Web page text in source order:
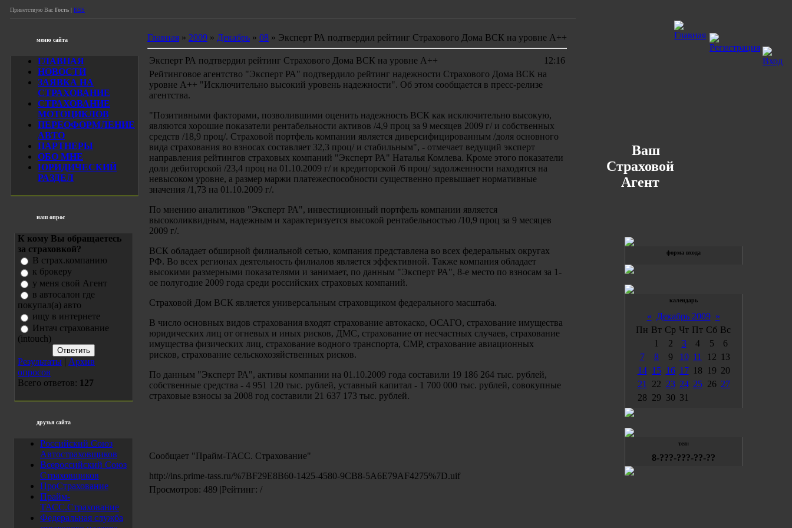
Приветствую Вас Гость | RSS
меню сайта
ГЛАВНАЯ
НОВОСТИ
ЗАЯВКА НА
СТРАХОВАНИЕ
СТРАХОВАНИЕ
МОТОЦИКЛОВ
ПЕРЕОФОРМЛЕНИЕ
АВТО
ПАРТНЕРЫ
ОБО МНЕ
ЮРИДИЧЕСКИЙ
РАЗДЕЛ
наш опрос
К кому Вы обращаетесь
за страховкой?
В страх.компанию
к брокеру
у меня свой Агент
в автосалон где
покупал(а) авто
ищу в интернете
Интач страхование
(intouch)
Результаты | Архив
опросов
Всего ответов: 127
друзья сайта
Российский Союз
Автостраховщиков
Всероссийский Союз
Страховщиков
ПроСтрахование
Прайм-
ТАСС.Страхование
Федеральная служба
Главная » 2009 » Декабрь » 08 » Эксперт РА подтвердил рейтинг Страхового Дома ВСК на уровне А++
Эксперт РА подтвердил рейтинг Страхового Дома ВСК на уровне А++
12:16
Рейтинговое агентство "Эксперт РА" подтвердило рейтинг надежности Страхового Дома ВСК на
уровне А++ "Исключительно высокий уровень надежности". Об этом сообщается в пресс-релизе
агентства.
"Позитивными факторами, позволившими оценить надежность ВСК как исключительно высокую,
являются хорошие показатели рентабельности активов /4,9 проц за 9 месяцев 2009 г/ и собственных
средств /18,9 проц/. Страховой портфель компании является диверсифицированным /доля основного
вида страхования во взносах составляет 32,3 проц/ и стабильным", - отмечает ведущий эксперт
направления рейтингов страховых компаний "Эксперт РА" Наталья Комлева. Кроме этого показатели
доли дебиторской /23,4 проц на 01.10.2009 г/ и кредиторской /6 проц/ задолженности находятся на
невысоком уровне, а размер маржи платежеспособности существенно превышает нормативные
значения /1,73 на 01.10.2009 г/.
По мнению аналитиков "Эксперт РА", инвестиционный портфель компании является
высоколиквидным, надежным и характеризуется высокой рентабельностью /10,9 проц за 9 месяцев
2009 г/.
ВСК обладает обширной филиальной сетью, компания представлена во всех федеральных округах
РФ. Во всех регионах деятельность филиалов является эффективной. Также компания обладает
высокими размерными показателями и занимает, по данным "Эксперт РА", 8-е место по взносам за 1-
ое полугодие 2009 года среди российских страховых компаний.
Страховой Дом ВСК является универсальным страховщиком федерального масштаба.
В число основных видов страхования входят страхование автокаско, ОСАГО, страхование имущества
юридических лиц от огневых и иных рисков, ДМС, страхование от несчастных случаев, страхование
имущества физических лиц, страхование водного транспорта, СМР, страхование авиационных
рисков, страхование сельскохозяйственных рисков.
По данным "Эксперт РА", активы компании на 01.10.2009 года составили 19 186 264 тыс. рублей,
собственные средства - 4 951 120 тыс. рублей, уставный капитал - 1 700 000 тыс. рублей, совокупные
страховые взносы за 2008 год составили 21 637 173 тыс. рублей.
Сообщает "Прайм-ТАСС. Страхование"
http://ins.prime-tass.ru/%7BF29E8B60-1425-4580-9CB8-5A6E79AF4275%7D.uif
Просмотров: 489 |Рейтинг: /
Ваш
Страховой
Агент
форма входа
календарь
« Декабрь 2009 »
Пн Вт Ср Чт Пт Сб Вс
1
2 3 4 5
6
7
8 9 10 11 12 13
14 15 16 17 18 19 20
21
22 23 24 25 26 27
28 29 30 31
тел:
8-???-???-??-??